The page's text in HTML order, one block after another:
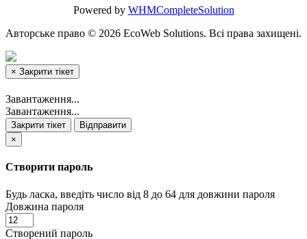
Powered by WHMCompleteSolution
Авторське право © 2026 EcoWeb Solutions. Всі права захищені.
× Закрити тікет
Завантаження...
Завантаження...
Закрити тікет
Відправити
×
Створити пароль
Будь ласка, введіть число від 8 до 64 для довжини пароля
Довжина пароля
Створений пароль